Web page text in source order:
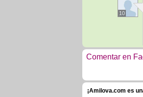
10
Comentar en
¡Amilova.com es